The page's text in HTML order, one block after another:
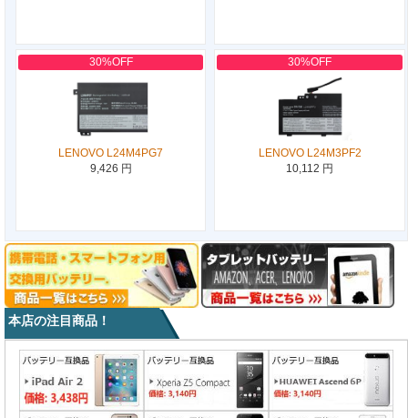
30%OFF
LENOVO L24M4PG7
9,426 円
30%OFF
LENOVO L24M3PF2
10,112 円
本店の注目商品！